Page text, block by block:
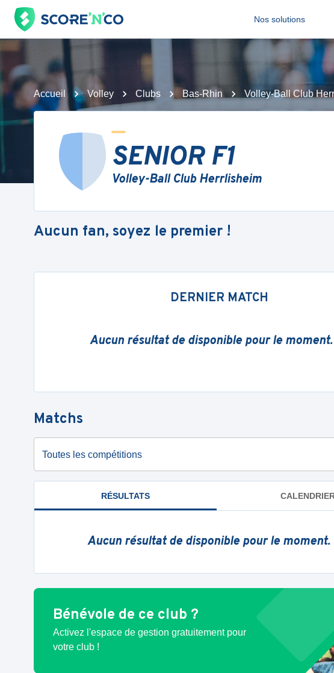
Nos solutions
Accueil Volley Clubs Bas-Rhin Volley-Ball Club
SENIOR F1
Volley-Ball Club Herrlisheim
Aucun fan, soyez le premier !
DERNIER MATCH
Aucun résultat de disponible pour le
Matchs
Toutes les compétitions
RÉSULTATS
Aucun résultat de disponible pour le moment.
Bénévole de ce club ?
Activez l'espace de gestion gratuitement pour
votre club !